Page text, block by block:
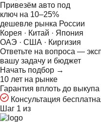
Привезём авто под
ключ на 10–25%
дешевле рынка России
Корея · Китай · Япония
ОАЭ · США · Киргизия
Ответьте на вопроса —
вашу задачу и бюджет
Начать подбор →
10 лет на рынке
Гарантия вплоть до выкупа
Консультация
Шаг 1 из